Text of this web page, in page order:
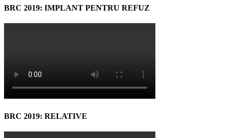
BRC 2019: IMPLANT PENTRU REFUZ
BRC 2019: RELATIVE